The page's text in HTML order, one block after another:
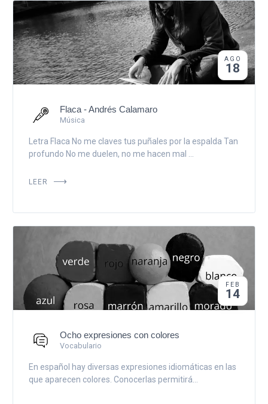
AGO
18
Flaca - Andrés Calamaro
Música
Letra Flaca No me claves tus puñales por la espalda Tan
profundo No me duelen, no me hacen mal ...
LEER
FEB
14
Ocho expresiones con colores
Vocabulario
En español hay diversas expresiones idiomáticas en las
que aparecen colores. Conocerlas permitirá...